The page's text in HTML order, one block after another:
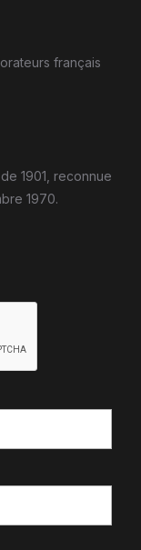
français
1901, reconnue
1970.